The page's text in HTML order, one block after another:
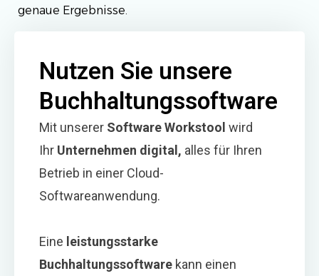
genaue Ergebnisse.
Nutzen Sie unsere
Buchhaltungssoftware
Mit unserer Software Workstool wird
Ihr Unternehmen digital, alles für Ihren
Betrieb in einer Cloud-
Softwareanwendung.
Eine leistungsstarke
Buchhaltungssoftware kann einen